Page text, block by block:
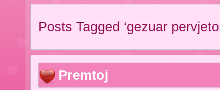
Posts Tagged ‘gezuar
Premtoj